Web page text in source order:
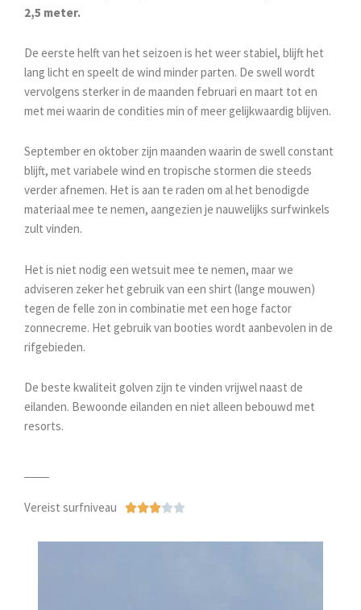
2,5 meter.
De eerste helft van het seizoen is het weer stabiel, blijft het
lang licht en speelt de wind minder parten. De swell wordt
vervolgens sterker in de maanden februari en maart tot en
met mei waarin de condities min of meer gelijkwaardig blijven.
September en oktober zijn maanden waarin de swell constant
blijft, met variabele wind en tropische stormen die steeds
verder afnemen. Het is aan te raden om al het benodigde
materiaal mee te nemen, aangezien je nauwelijks surfwinkels
zult vinden.
Het is niet nodig een wetsuit mee te nemen, maar we
adviseren zeker het gebruik van een shirt (lange mouwen)
tegen de felle zon in combinatie met een hoge factor
zonnecreme. Het gebruik van booties wordt aanbevolen in de
rifgebieden.
De beste kwaliteit golven zijn te vinden vrijwel naast de
eilanden. Bewoonde eilanden en niet alleen bebouwd met
resorts.
Vereist surfniveau 
van